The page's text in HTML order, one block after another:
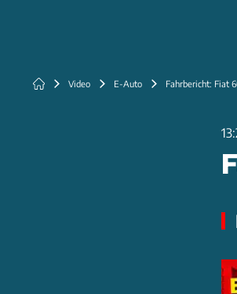
Video E-Auto Fahrbericht: Fiat